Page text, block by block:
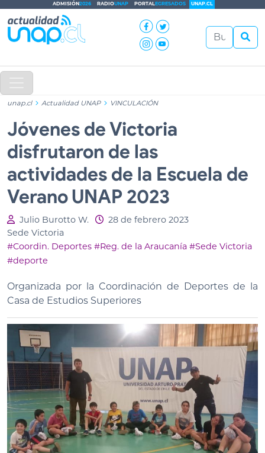
ADMISIÓN2026 RADIOUNAP PORTALEGRESADOS UNAP.CL
unap.cl Actualidad UNAP VINCULACIÓN
Jóvenes de Victoria
disfrutaron de las
actividades de la Escuela de
Verano UNAP 2023
Julio Burotto W.
28 de febrero 2023
Sede Victoria
#Coordin. Deportes #Reg. de la Araucanía #Sede Victoria
#deporte
Organizada por la Coordinación de Deportes de la
Casa de Estudios Superiores